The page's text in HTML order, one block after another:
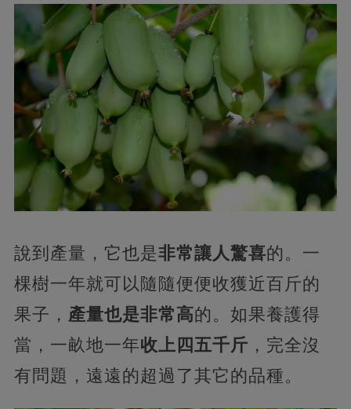
說到產量，它也是非常讓人驚喜的。一
棵樹一年就可以隨隨便便收獲近百斤的
果子， 產量也是非常高的。如果養護得
當，一畝地一年收上四五千斤 ，完全沒
有問題，遠遠的超過了其它的品種。